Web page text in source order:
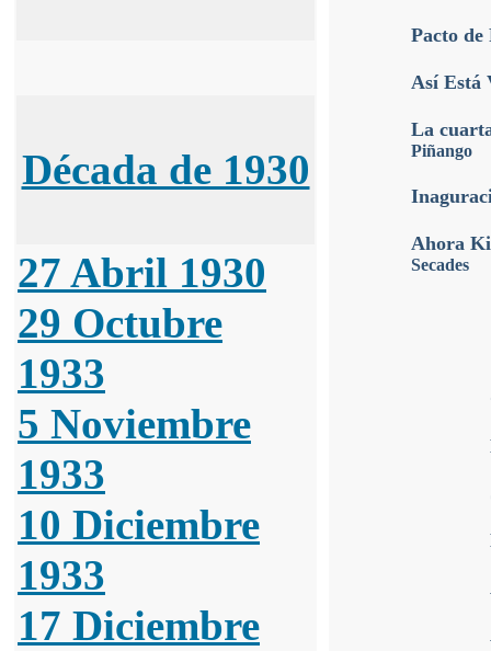
Década de 1930
27 Abril 1930
29 Octubre
1933
5 Noviembre
1933
10 Diciembre
1933
17 Diciembre
Pacto de
Así Está
La
Piñango
Ahora
Secades